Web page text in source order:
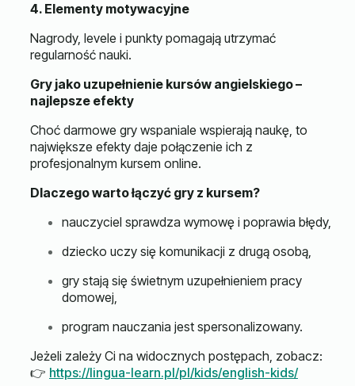
4. Elementy motywacyjne
Nagrody, levele i punkty pomagają utrzymać
regularność nauki.
Gry jako uzupełnienie kursów angielskiego –
najlepsze efekty
Choć darmowe gry wspaniale wspierają naukę, to
największe efekty daje połączenie ich z
profesjonalnym kursem online.
Dlaczego warto łączyć gry z kursem?
nauczyciel sprawdza wymowę i poprawia błędy,
dziecko uczy się komunikacji z drugą osobą,
gry stają się świetnym uzupełnieniem pracy
domowej,
program nauczania jest spersonalizowany.
Jeżeli zależy Ci na widocznych postępach, zobacz:
👉 https://lingua-learn.pl/pl/kids/english-kids/